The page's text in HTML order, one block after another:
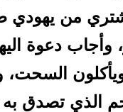
من يهودي
وأجاب دعوة
السحت،
الذي تصدق
الدعاة بفقه الزكاة